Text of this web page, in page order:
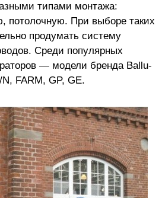
типами монтажа:
потолочную. При выборе таких
продумать систему
Среди популярных
— модели бренда Ballu-
FARM, GP, GE.